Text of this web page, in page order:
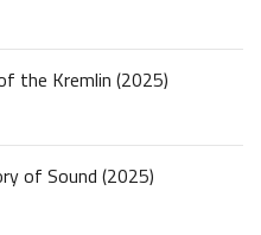
the Kremlin (2025)
of Sound (2025)